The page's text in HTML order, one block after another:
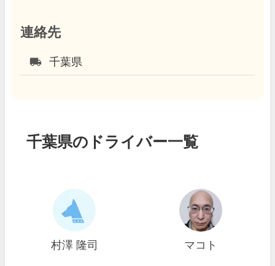
連絡先
local_shipping 千葉県
千葉県のドライバー一覧
村澤 隆司 マコト